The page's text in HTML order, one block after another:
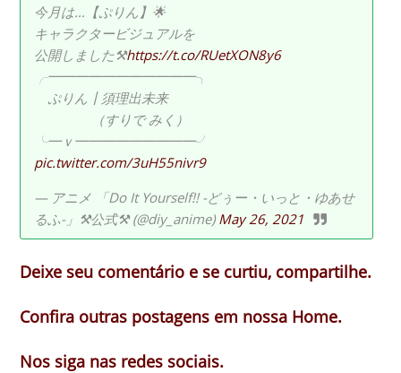
今月は…【ぷりん】🌟
キャラクタービジュアルを
公開しました⚒https://t.co/RUetXON8y6
╭━━━━━━━━━━━╮
ぷりん┃須理出未来
（すりで みく）
╰━ｖ━━━━━━━━━╯
pic.twitter.com/3uH55nivr9
— アニメ 「Do It Yourself!! -どぅー・いっと・ゆあせ
るふ-」⚒公式⚒ (@diy_anime)May 26, 2021
Deixe seu comentário e se curtiu, compartilhe.
Confira outras postagens em nossa Home.
Nos siga nas redes sociais.